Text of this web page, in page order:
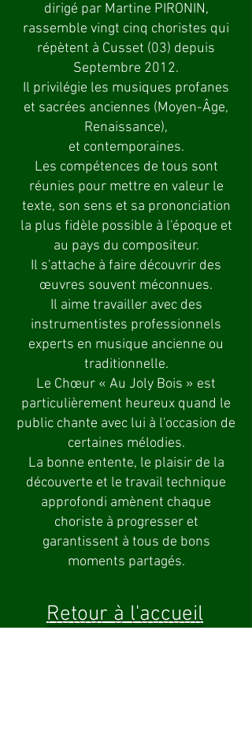
dirigé par Martine PIRONIN,
rassemble vingt cinq choristes qui
répètent à Cusset (03) depuis
Septembre 2012.
Il privilégie les musiques profanes
et sacrées anciennes (Moyen-Âge,
Renaissance),
et contemporaines.
Les compétences de tous sont
réunies pour mettre en valeur le
texte, son sens et sa prononciation
la plus fidèle possible à l'époque et
au pays du compositeur.
Il s'attache à faire découvrir des
œuvres souvent méconnues.
Il aime travailler avec des
instrumentistes professionnels
experts en musique ancienne ou
traditionnelle.
Le Chœur « Au Joly Bois » est
particulièrement heureux quand le
public chante avec lui à l'occasion de
certaines mélodies.
La bonne entente, le plaisir de la
découverte et le travail technique
approfondi amènent chaque
choriste à progresser et
garantissent à tous de bons
moments partagés.
Retour à l'accueil